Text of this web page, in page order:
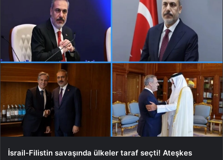
İsrail-Filistin savaşında ülkeler taraf seçti! Ateşkes